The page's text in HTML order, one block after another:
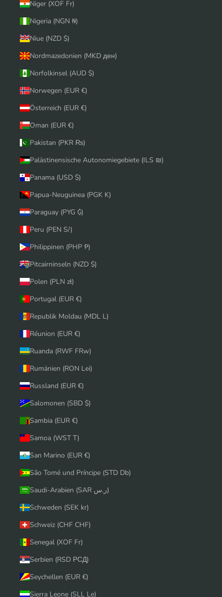
Niger (XOF Fr)
Nigeria (NGN ₦)
Niue (NZD $)
Nordmazedonien (MKD ден)
Norfolkinsel (AUD $)
Norwegen (EUR €)
Österreich (EUR €)
Oman (EUR €)
Pakistan (PKR ₨)
Palästinensische Autonomiegebiete (ILS ₪)
Panama (USD $)
Papua-Neuguinea (PGK K)
Paraguay (PYG ₲)
Peru (PEN S/)
Philippinen (PHP ₱)
Pitcairninseln (NZD $)
Polen (PLN zł)
Portugal (EUR €)
Republik Moldau (MDL L)
Réunion (EUR €)
Ruanda (RWF FRw)
Rumänien (RON Lei)
Russland (EUR €)
Salomonen (SBD $)
Sambia (EUR €)
Samoa (WST T)
San Marino (EUR €)
São Tomé und Príncipe (STD Db)
Saudi-Arabien (SAR ر.س)
Schweden (SEK kr)
Schweiz (CHF CHF)
Senegal (XOF Fr)
Serbien (RSD РСД)
Seychellen (EUR €)
Sierra Leone (SLL Le)